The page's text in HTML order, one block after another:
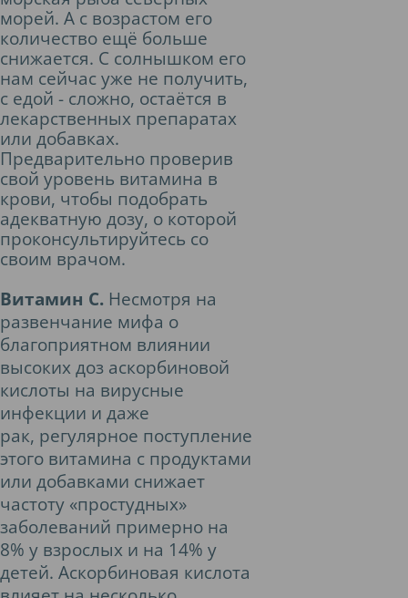
морей. А с возрастом его
количество ещё больше
снижается. С солнышком его
нам сейчас уже не получить,
с едой - сложно, остаётся в
лекарственных препаратах
или добавках.
Предварительно проверив
свой уровень витамина в
крови, чтобы подобрать
адекватную дозу, о которой
проконсультируйтесь со
своим врачом.
Витамин С. Несмотря на
развенчание мифа о
благоприятном влиянии
высоких доз аскорбиновой
кислоты на вирусные
инфекции и даже
рак, регулярное поступление
этого витамина с продуктами
или добавками снижает
частоту «простудных»
заболеваний примерно на
8% у взрослых и на 14% у
детей. Аскорбиновая кислота